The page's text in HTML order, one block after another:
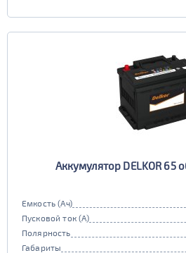
Аккумулятор DELKOR 65
Емкость (Ач)
Пусковой ток (А)
Полярность
Габариты